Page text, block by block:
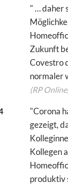
" … daher
Zukunft
Covestro
normaler
(RP
"Corona
gezeigt,
Kollegen
produktiv